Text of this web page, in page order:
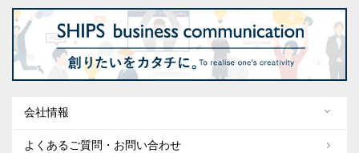
会社情報
よくあるご質問・お問い合わせ